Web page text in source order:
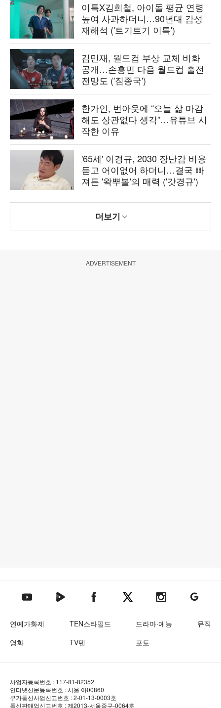
이특X김희철, 아이돌 평균 연령
높여 사과하더니…90년대 감성
재해석 ('트기트기 이특')
김민재, 월드컵 부상 교체 비화
공개…손흥민 다음 월드컵 출전
전망도 ('짐종국')
한가인, 번아웃에 “오늘 삶 마감
해도 상관없다 생각”…유튜브 시
작한 이유
'65세' 이경규, 2030 장난감 비용
듣고 어이없어 하더니…결국 빠
져든 '왁뿌볼'의 매력 ('갓경규')
더보기
ADVERTISEMENT
텐아시아 유튜브텐아시아 네이버TV텐아시아 페이스북텐아시아 엑스텐아시아 인스타그램
텐아시아
연예가화제 TEN스타필드 드라마·예능
뮤직
영화
TV텐 포토
사업자등록번호 : 117-81-82352
인터넷신문등록번호 : 서울 아00860
부가통신사업신고번호 : 2-01-13-0003호
통신판매업신고번호 : 제2013-서울중구-0064호